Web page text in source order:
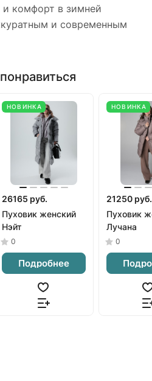
и комфорт в зимней
и современным
НОВИНКА
26165 руб.
Пуховик женский
Нэйт
0
Подробнее
НОВИНКА
21250 руб.
Пуховик
Лучана
0